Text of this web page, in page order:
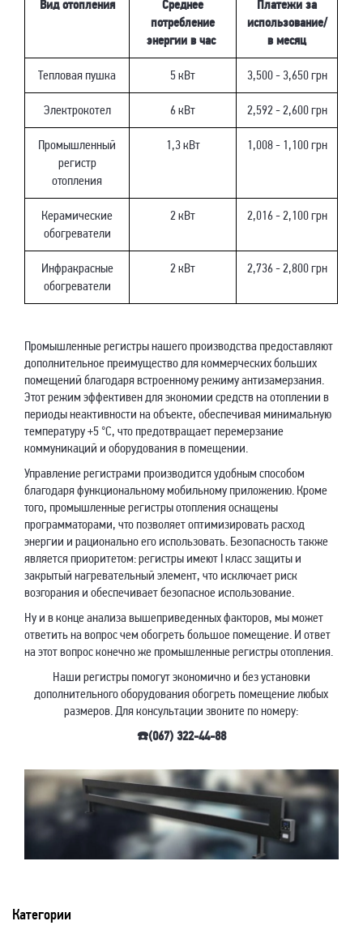
Вид отопления
Среднее
потребление
энергии в час
Платежи за
использование/
в месяц
Тепловая пушка 5 кВт 3,500 - 3,650 грн
Электрокотел 6 кВт 2,592 - 2,600 грн
Промышленный
регистр
отопления
1,3 кВт 1,008 - 1,100 грн
Керамические
обогреватели
2 кВт 2,016 - 2,100 грн
Инфракрасные
обогреватели
2 кВт 2,736 - 2,800 грн
Промышленные регистры нашего производства предоставляют
дополнительное преимущество для коммерческих больших
помещений благодаря встроенному режиму антизамерзания.
Этот режим эффективен для экономии средств на отоплении в
периоды неактивности на объекте, обеспечивая минимальную
температуру +5 °C, что предотвращает перемерзание
коммуникаций и оборудования в помещении.
Управление регистрами производится удобным способом
благодаря функциональному мобильному приложению. Кроме
того, промышленные регистры отопления оснащены
программаторами, что позволяет оптимизировать расход
энергии и рационально его использовать. Безопасность также
является приоритетом: регистры имеют I класс защиты и
закрытый нагревательный элемент, что исключает риск
возгорания и обеспечивает безопасное использование.
Ну и в конце анализа вышеприведенных факторов, мы может
ответить на вопрос чем обогреть большое помещение. И ответ
на этот вопрос конечно же промышленные регистры отопления.
Наши регистры помогут экономично и без установки
дополнительного оборудования обогреть помещение любых
размеров. Для консультации звоните по номеру:
☎️(067) 322-44-88
Категории